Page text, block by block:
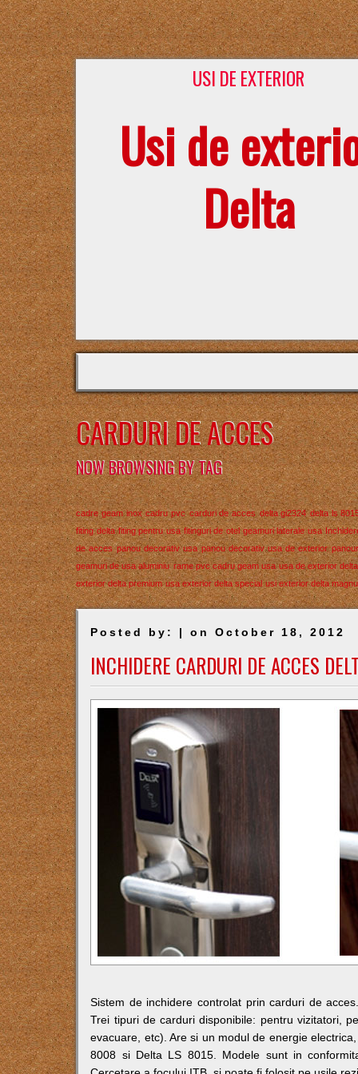
USI DE EXTERIOR
Usi de
Delta
CARDURI DE ACCES
NOW BROWSING BY TAG
cadre geam inox cadru pvc carduri de acces delta gi2324 delta ls
fiting delta fiting pentru usa fitinguri de otel geamuri laterale usa
de acces panou decorativ usa panou decorativ usa de exterior
geamuri de usa aluminiu rame pvc cadru geam usa usa de exterior
exterior delta premium usa exterior delta special usi exterior delta
Posted by: | on October 18, 2012
INCHIDERE CARDURI DE ACCES
Sistem de inchidere controlat prin carduri de
Trei tipuri de carduri disponibile: pentru vizitatori,
evacuare, etc). Are si un modul de energie
8008 si Delta LS 8015. Modele sunt in